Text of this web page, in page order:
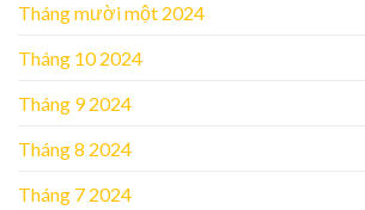
Tháng mười một 2024
Tháng 10 2024
Tháng 9 2024
Tháng 8 2024
Tháng 7 2024